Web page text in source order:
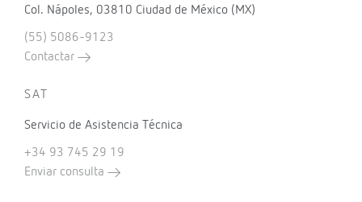
Col. Nápoles, 03810 Ciudad de México (MX)
(55) 5086-9123
Contactar
SAT
Servicio de Asistencia Técnica
+34 93 745 29 19
Enviar consulta